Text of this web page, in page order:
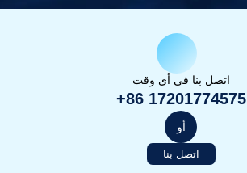
اتصل بنا في أي وقت
+86 17201774575
أو
اتصل بنا